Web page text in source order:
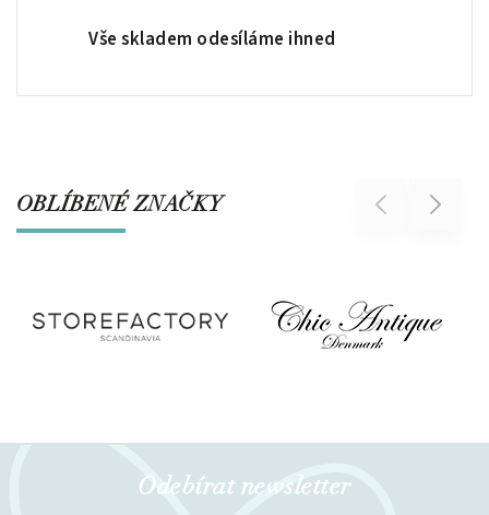
Vše skladem odesíláme ihned
OBLÍBENÉ ZNAČKY Previous Next
Odebírat newsletter